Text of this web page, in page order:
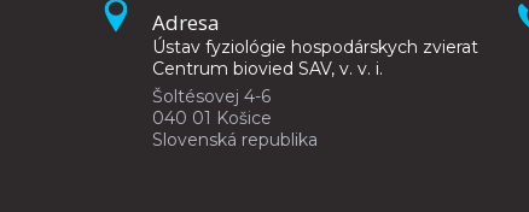
Adresa
Ústav fyziológie hospodárskych zvierat
Centrum biovied SAV, v. v. i.
Šoltésovej 4-6
040 01 Košice
Slovenská republika